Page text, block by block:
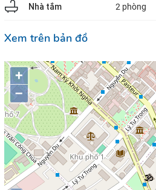
Nhà tắm 2 phòng
Xem trên bản đồ
+
–